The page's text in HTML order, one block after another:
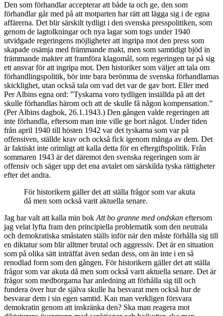
Den som förhandlar accepterar att både ta och ge, den som
förhandlar går med på att motparten har rätt att lägga sig i de egna
affärerna. Det blir särskilt tydligt i den svenska presspolitiken, som
genom de lagtolkningar och nya lagar som togs under 1940
utvidgade regeringens möjligheter att ingripa mot den press som
skapade osämja med främmande makt, men som samtidigt bjöd in
främmande makter att framföra klagomål, som regeringen tar på sig
ett ansvar för att ingripa mot. Den historiker som väljer att tala om
förhandlingspolitik, bör inte bara berömma de svenska förhandlarnas
skicklighet, utan också tala om vad det var de gav bort. Eller med
Per Albins egna ord: ”Tyskarna voro tydligen inställda på att det
skulle förhandlas härom och att de skulle få någon kompensation.”
(Per Albins dagbok, 26.1.1943.) Den gången valde regeringen att
inte förhandla, eftersom man inte ville ge bort något. Under tiden
från april 1940 till hösten 1942 var det tyskarna som var på
offensiven, ställde krav och också fick igenom många av dem. Det
är faktiskt inte orimligt att kalla detta för en eftergiftspolitik. Från
sommaren 1943 är det däremot den svenska regeringen som är
offensiv och säger upp det ena avtalet om särskilda tyska rättigheter
efter det andra.
För historikern gäller det att ställa frågor som var akuta
då men som också varit aktuella senare.
Jag har valt att kalla min bok Att bo granne med ondskan eftersom
jag velat lyfta fram den principiella problematik som den neutrala
och demokratiska småstaten ställs inför när den måste förhålla sig till
en diktatur som blir alltmer brutal och aggressiv. Det är en situation
som på olika sätt inträffat även sedan dess, om än inte i en så
renodlad form som den gången. För historikern gäller det att ställa
frågor som var akuta då men som också varit aktuella senare. Det är
frågor som medborgarna har anledning att förhålla sig till och
fundera över hur de själva skulle ha besvarat men också hur de
besvarar dem i sin egen samtid. Kan man verkligen försvara
demokratin genom att inskränka den? Ska man reagera mot